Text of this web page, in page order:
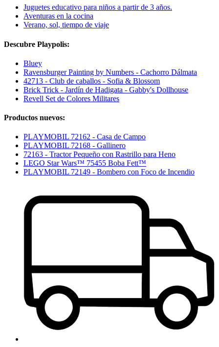
Juguetes educativo para niños a partir de 3 años.
Aventuras en la cocina
Verano, sol, tiempo de viaje
Descubre Playpolis:
Bluey
Ravensburger Painting by Numbers - Cachorro Dálmata
42713 - Club de caballos - Sofia & Blossom
Brick Trick - Jardín de Hadigata - Gabby's Dollhouse
Revell Set de Colores Militares
Productos nuevos:
PLAYMOBIL 72162 - Casa de Campo
PLAYMOBIL 72168 - Gallinero
72163 - Tractor Pequeño con Rastrillo para Heno
LEGO Star Wars™ 75455 Boba Fett™
PLAYMOBIL 72149 - Bombero con Foco de Incendio